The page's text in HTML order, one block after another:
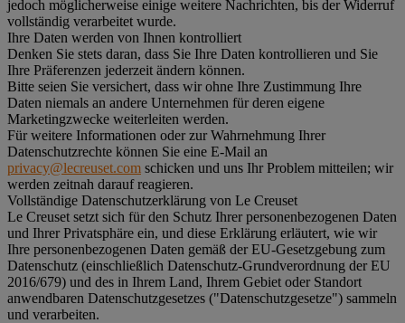
jedoch möglicherweise einige weitere Nachrichten, bis der Widerruf
vollständig verarbeitet wurde.
Ihre Daten werden von Ihnen kontrolliert
Denken Sie stets daran, dass Sie Ihre Daten kontrollieren und Sie
Ihre Präferenzen jederzeit ändern können.
Bitte seien Sie versichert, dass wir ohne Ihre Zustimmung Ihre
Daten niemals an andere Unternehmen für deren eigene
Marketingzwecke weiterleiten werden.
Für weitere Informationen oder zur Wahrnehmung Ihrer
Datenschutzrechte können Sie eine E-Mail an
privacy@lecreuset.com schicken und uns Ihr Problem mitteilen; wir
werden zeitnah darauf reagieren.
Vollständige Datenschutzerklärung von Le Creuset
Le Creuset setzt sich für den Schutz Ihrer personenbezogenen Daten
und Ihrer Privatsphäre ein, und diese Erklärung erläutert, wie wir
Ihre personenbezogenen Daten gemäß der EU-Gesetzgebung zum
Datenschutz (einschließlich Datenschutz-Grundverordnung der EU
2016/679) und des in Ihrem Land, Ihrem Gebiet oder Standort
anwendbaren Datenschutzgesetzes ("Datenschutzgesetze") sammeln
und verarbeiten.